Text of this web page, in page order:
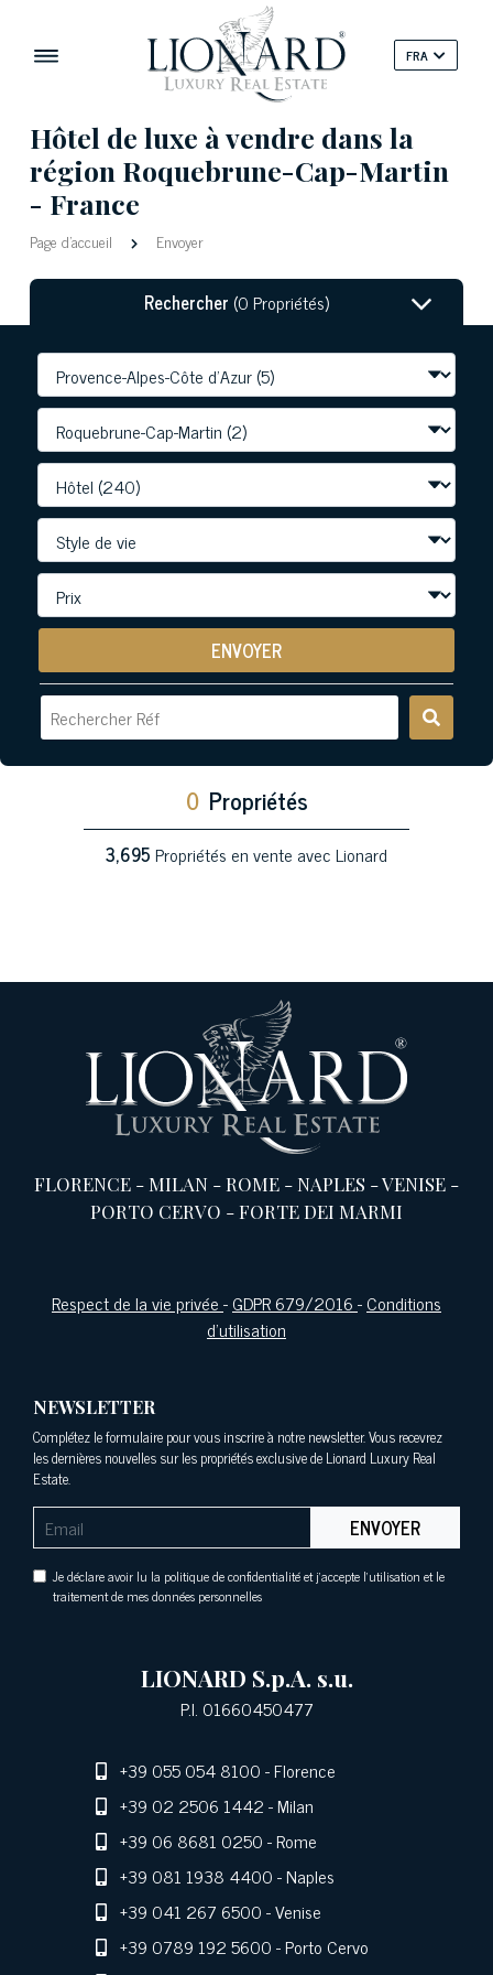
FRA
Hôtel de luxe à vendre dans la
région Roquebrune-Cap-Martin
- France
Page d'accueil Envoyer
Rechercher (0 Propriétés)
ENVOYER
0 Propriétés
3,695Propriétés en vente avec Lionard
FLORENCE -MILAN -ROME -NAPLES -VENISE -
PORTO CERVO -FORTE DEI MARMI
Respect de la vie privée-GDPR 679/2016-Conditions
d'utilisation
NEWSLETTER
Complétez le formulaire pour vous inscrire à notre newsletter. Vous recevrez
les dernières nouvelles sur les propriétés exclusive de Lionard Luxury Real
Estate.
ENVOYER
Je déclare avoir lu la politique de confidentialité et j'accepte l'utilisation et le
traitement de mes données personnelles
LIONARD S.p.A. s.u.
P.I. 01660450477
+39 055 054 8100- Florence
+39 02 2506 1442- Milan
+39 06 8681 0250- Rome
+39 081 1938 4400- Naples
+39 041 267 6500- Venise
+39 0789 192 5600- Porto Cervo